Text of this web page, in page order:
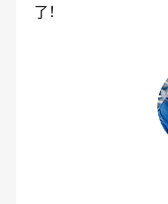
了！